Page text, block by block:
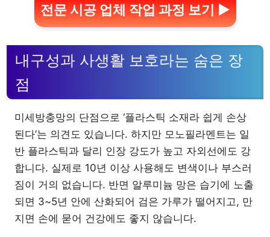
전문 시공 업체 작업 과정 보기 ▶
내구성과 사생활 보호라는 숨은 장
점
미세방충망의 단점으로 ‘플라스틱 소재라 쉽게 손상
된다’는 의견도 있습니다. 하지만 모노필라멘트는 일
반 플라스틱과 달리 인장 강도가 높고 자외선에도 강
합니다. 실제로 10년 이상 사용해도 변색이나 부스러
짐이 거의 없습니다. 반면 알루미늄 망은 습기에 노출
되면 3~5년 안에 산화되어 검은 가루가 떨어지고, 만
지면 손에 묻어 건강에도 좋지 않습니다.